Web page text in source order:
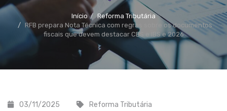
Início
Reforma Tributária
RFB prepara Nota Técnica com regras sobre os documentos
fiscais que devem destacar CBS e IBS e 2026
03/11/2025 Reforma Tributária